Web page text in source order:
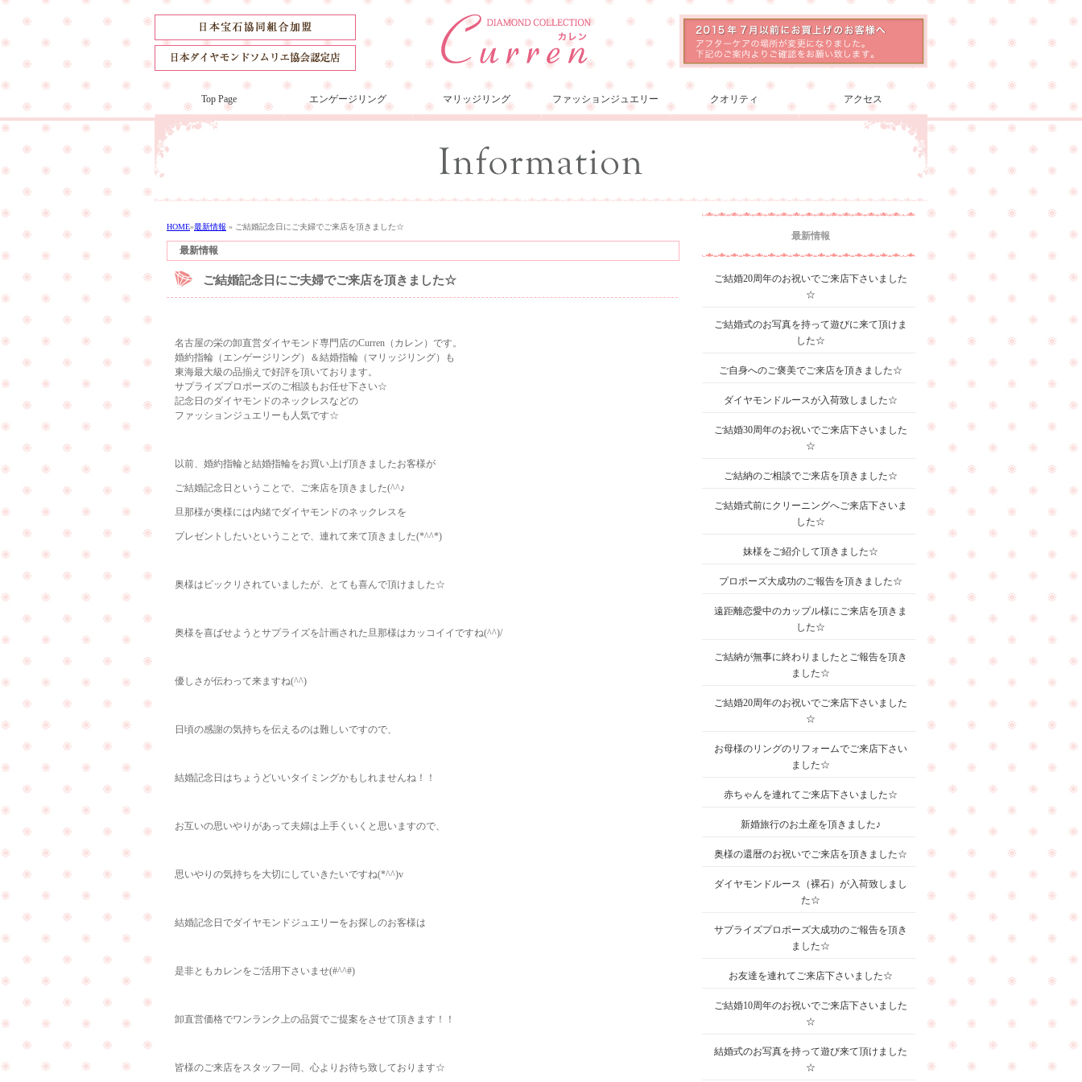
Top Page エンゲージリング マリッジリング ファッションジュエリー クオリティ アクセス
HOME»最新情報 » ご結婚記念日にご夫婦でご来店を頂きました☆
最新情報
ご結婚記念日にご夫婦でご来店を頂きました☆
名古屋の栄の卸直営ダイヤモンド専門店のCurren（カレン）です。
婚約指輪（エンゲージリング）＆結婚指輪（マリッジリング）も
東海最大級の品揃えで好評を頂いております。
サプライズプロポーズのご相談もお任せ下さい☆
記念日のダイヤモンドのネックレスなどの
ファッションジュエリーも人気です☆
以前、婚約指輪と結婚指輪をお買い上げ頂きましたお客様が
ご結婚記念日ということで、ご来店を頂きました(^^♪
旦那様が奥様には内緒でダイヤモンドのネックレスを
プレゼントしたいということで、連れて来て頂きました(*^^*)
奥様はビックリされていましたが、とても喜んで頂けました☆
奥様を喜ばせようとサプライズを計画された旦那様はカッコイイですね(^^)/
優しさが伝わって来ますね(^^)
日頃の感謝の気持ちを伝えるのは難しいですので、
結婚記念日はちょうどいいタイミングかもしれませんね！！
お互いの思いやりがあって夫婦は上手くいくと思いますので、
思いやりの気持ちを大切にしていきたいですね(*^^)v
結婚記念日でダイヤモンドジュエリーをお探しのお客様は
是非ともカレンをご活用下さいませ(#^^#)
卸直営価格でワンランク上の品質でご提案をさせて頂きます！！
皆様のご来店をスタッフ一同、心よりお待ち致しております☆
最新情報
ご結婚20周年のお祝いでご来店下さいました
☆
ご結婚式のお写真を持って遊びに来て頂けま
した☆
ご自身へのご褒美でご来店を頂きました☆
ダイヤモンドルースが入荷致しました☆
ご結婚30周年のお祝いでご来店下さいました
☆
ご結納のご相談でご来店を頂きました☆
ご結婚式前にクリーニングへご来店下さいま
した☆
妹様をご紹介して頂きました☆
プロポーズ大成功のご報告を頂きました☆
遠距離恋愛中のカップル様にご来店を頂きま
した☆
ご結納が無事に終わりましたとご報告を頂き
ました☆
ご結婚20周年のお祝いでご来店下さいました
☆
お母様のリングのリフォームでご来店下さい
ました☆
赤ちゃんを連れてご来店下さいました☆
新婚旅行のお土産を頂きました♪
奥様の還暦のお祝いでご来店を頂きました☆
ダイヤモンドルース（裸石）が入荷致しまし
た☆
サプライズプロポーズ大成功のご報告を頂き
ました☆
お友達を連れてご来店下さいました☆
ご結婚10周年のお祝いでご来店下さいました
☆
結婚式のお写真を持って遊び来て頂けました
☆